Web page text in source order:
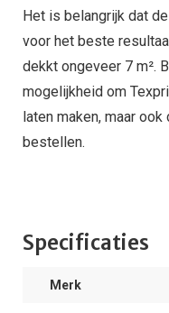
Het is belangrijk dat
voor het beste
dekkt ongeveer 7 m².
mogelijkheid om
laten maken, maar
bestellen.
Specificaties
Merk